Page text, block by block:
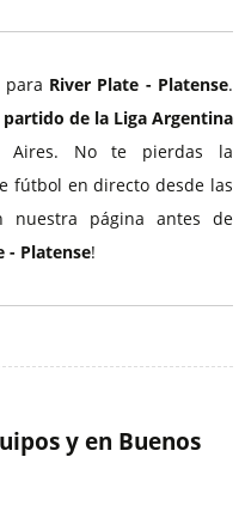
para River Plate - Platense.
partido de la Liga Argentina
Aires. No te pierdas la
fútbol en directo desde las
nuestra página antes de
- Platense!
y en Buenos